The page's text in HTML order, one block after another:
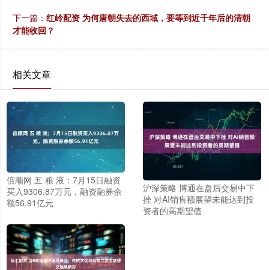
下一篇： 红岭配资 为何唐朝失去的西域，要等到近千年后的清朝
才能收回？
相关文章
倍顺网 五 粮 液：7月15日融资
买入9306.87万元，融资融券余
额56.91亿元
沪深策略 博通在盘后交易中下
挫 对AI销售额展望未能达到投
资者的高期望值